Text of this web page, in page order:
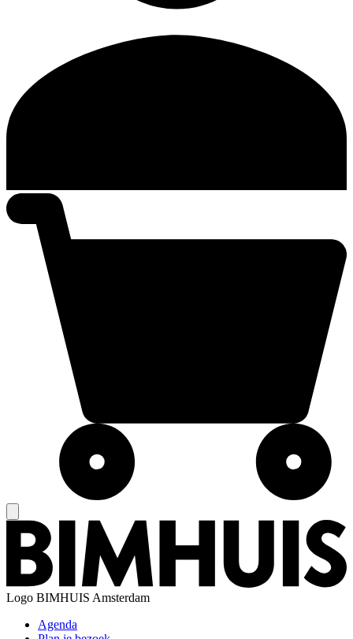
Logo BIMHUIS Amsterdam
Agenda